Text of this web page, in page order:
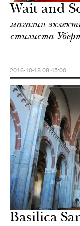
Wait and
магазин
стилиста
2016-10-18 08:45:00
Basilica